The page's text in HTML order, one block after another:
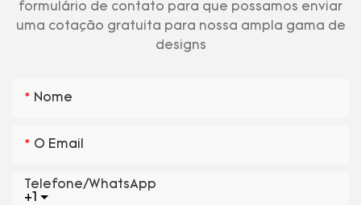
formulário de contato para que possamos enviar
uma cotação gratuita para nossa ampla gama de
designs
Nome
O Email
+1
Telefone/WhatsApp